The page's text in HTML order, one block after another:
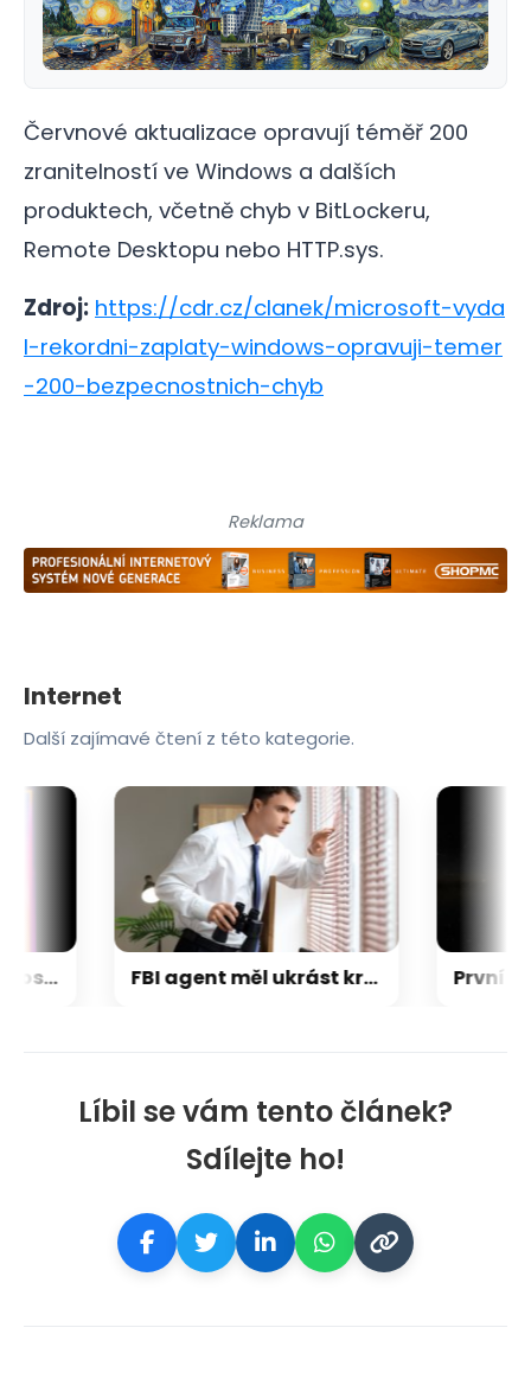
Červnové aktualizace opravují téměř 200
zranitelností ve Windows a dalších
produktech, včetně chyb v BitLockeru,
Remote Desktopu nebo HTTP.sys.
Zdroj: https://cdr.cz/clanek/microsoft-vyda
l-rekordni-zaplaty-windows-opravuji-temer
-200-bezpecnostnich-chyb
Líbil se vám tento článek?
Sdílejte ho!
Reklama
Internet
Další zajímavé čtení z této kategorie.
Napětí kolem GTA 6 roste. Srpen může přinést třetí trailer i první gameplay FBI agent měl ukrást kryptoměny za milion dolarů. Usvědčil ho ChatGPT